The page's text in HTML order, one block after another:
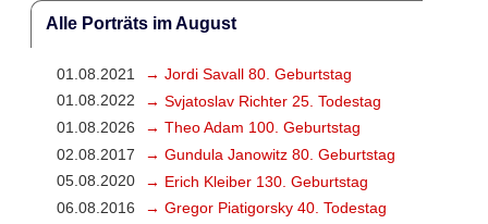
Alle Porträts im August
01.08.2021
→ Jordi Savall 80. Geburtstag
01.08.2022
→ Svjatoslav Richter 25. Todestag
01.08.2026
→ Theo Adam 100. Geburtstag
02.08.2017
→ Gundula Janowitz 80. Geburtstag
05.08.2020
→ Erich Kleiber 130. Geburtstag
06.08.2016
→ Gregor Piatigorsky 40. Todestag